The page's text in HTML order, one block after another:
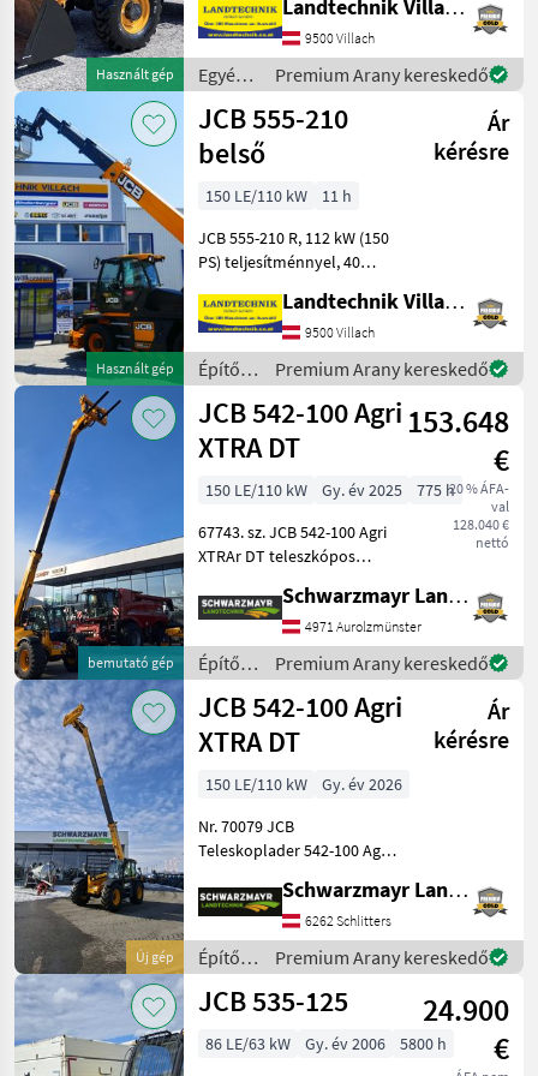
Marketplace
ajánlatok
Apróhirdetések
Használt gép
úszóállással, zárt fülke
fűtéssel és ajtóval, JCB
szerszámt
Landtechnik Villach GmbH
9500 Villach
Egyéb
mezőgazdasági
erőgépek
/ JCB
Premium Arany kereskedő
Használt gép
JCB 555-210
belső
Ár
kérésre
150 LE/110 kW
11 h
JCB 555-210 R, 112 kW (150
PS) teljesítménnyel, 40
hüvelykes terheléskezelő
kijelző automatikus
munkagép-felismeréssel,
fűtött és légkondicionált
Landtechnik Villach GmbH
9500 Villach
Építőgépek
/ JCB
Premium Arany kereskedő
bemutató gép
JCB 542-100 Agri
XTRA DT
153.648
€
20 % ÁFA-
val
128.040 €
nettó
150 LE/110 kW Gy. év 2025
775 h
67743. sz. JCB 542-100 Agri
XTRAr DT teleszkópos
emelési erővel - 9, 8
méteres emelési
magassággal - 150 PS-os, 4
hengeres JCB Dieselmax
Common
Schwarzmayr Landtechnik GmbH - Aurolzmünster
4971 Aurolzmünster
Építőgépek
/ JCB
Premium Arany kereskedő
Új gép
JCB 542-100 Agri
XTRA DT
Ár
kérésre
150 LE/110 kW
Gy. év 2026
Nr. 70079 JCB
Teleskoplader 542-100 Agri
Tonnen - mit Hubhöhe 9, 8
Meter - mit 150PS 4 Zylinder
JCB Dieselmax Common
Rail (bis 2000b
Schwarzmayr Landtechnik GmbH - Schlitters
6262 Schlitters
Építőgépek
/ JCB
Premium Arany kereskedő
JCB 535-125
24.900
€
86 LE/63 kW Gy. év 2006 5800 h